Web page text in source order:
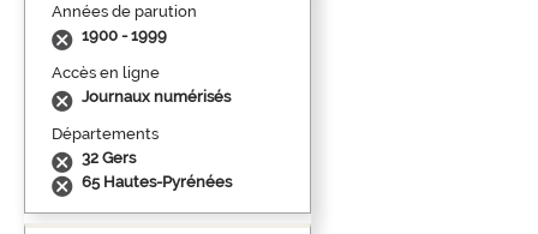
Années de parution
1900 - 1999
Accès en ligne
Journaux numérisés
Départements
32 Gers
65 Hautes-Pyrénées